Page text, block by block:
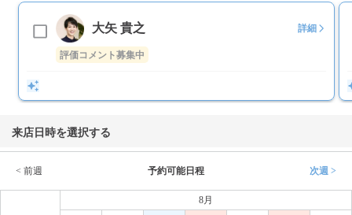
大矢 貴之 詳細
評価コメント募集中
来店日時を選択する
< 前週 予約可能日程 次週 >
8月